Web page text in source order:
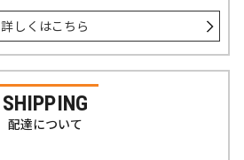
詳しくはこちら
SHIPPING
配達について